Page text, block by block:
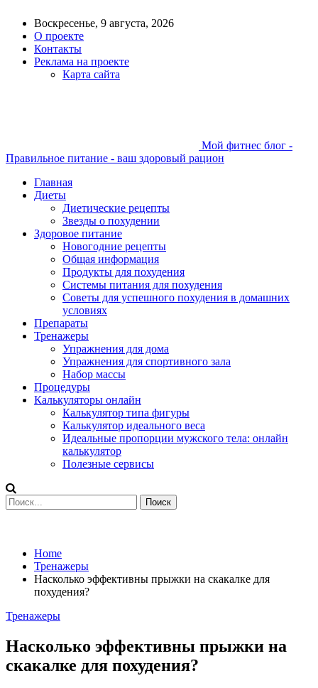
Воскресенье, 9 августа, 2026
О проекте
Контакты
Реклама на проекте
Карта сайта
Мой фитнес блог -
Правильное питание - ваш здоровый рацион
Главная
Диеты
Диетические рецепты
Звезды о похудении
Здоровое питание
Новогодние рецепты
Общая информация
Продукты для похудения
Системы питания для похудения
Советы для успешного похудения в домашних
условиях
Препараты
Тренажеры
Упражнения для дома
Упражнения для спортивного зала
Набор массы
Процедуры
Калькуляторы онлайн
Калькулятор типа фигуры
Калькулятор идеального веса
Идеальные пропорции мужского тела: онлайн
калькулятор
Полезные сервисы
Home
Тренажеры
Насколько эффективны прыжки на скакалке для
похудения?
Тренажеры
Насколько эффективны прыжки на
скакалке для похудения?